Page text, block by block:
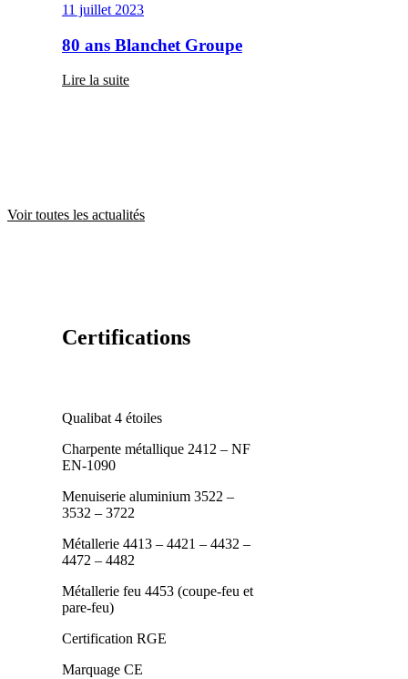
11 juillet 2023
80 ans Blanchet Groupe
Lire la suite
Voir toutes les actualités
Certifications
Qualibat 4 étoiles
Charpente métallique 2412 – NF
EN-1090
Menuiserie aluminium 3522 –
3532 – 3722
Métallerie 4413 – 4421 – 4432 –
4472 – 4482
Métallerie feu 4453 (coupe-feu et
pare-feu)
Certification RGE
Marquage CE